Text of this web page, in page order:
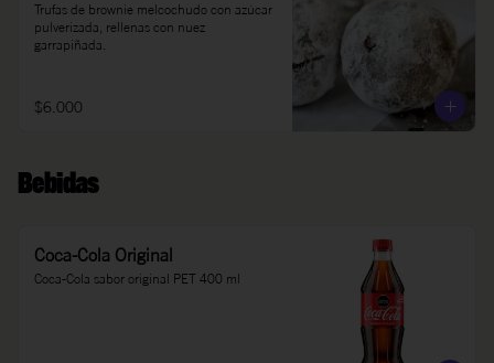
Trufas de brownie melcochudo con azúcar
pulverizada, rellenas con nuez
garrapiñada.
$6.000
Bebidas
Coca-Cola Original
Coca-Cola sabor original PET 400 ml